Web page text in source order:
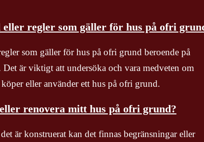
regler som gäller för hus på ofri
som gäller för hus på ofri grund beroende på
är viktigt att undersöka och vara medveten om
eller använder ett hus på ofri grund.
renovera mitt hus på ofri grund?
är konstruerat kan det finnas begränsningar eller